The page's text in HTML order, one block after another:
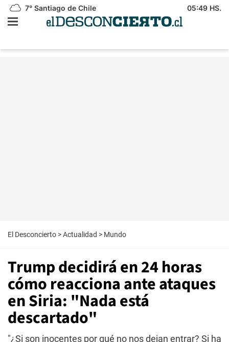
7° Santiago de Chile 05:49 HS.
El Desconcierto >Actualidad > Mundo
Trump decidirá en 24 horas
cómo reacciona ante ataques
en Siria: "Nada está
descartado"
"¿Si son inocentes por qué no nos dejan entrar? Si ha